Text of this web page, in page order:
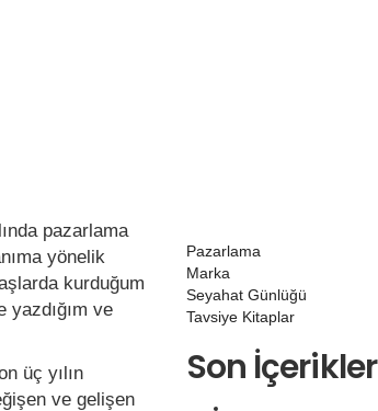
pazarlama
yönelik
kurduğum
ve
üç yılın
ve gelişen
Pazarlama
Marka
Seyahat Günlüğü
Tavsiye Kitaplar
Son İçerikler